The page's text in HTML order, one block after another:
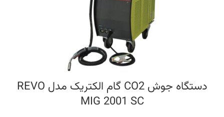
دستگاه جوش CO2 گام الکتریک مدل REVO
MIG 2001 SC